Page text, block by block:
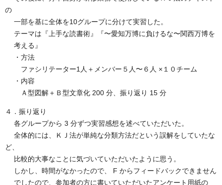
の
一部を基に全体を10グループに分けて実習した。
テーマは『上手な読書術』『〜愛知万博に負けるな〜関西万博を
考える』
・方法
ファシリテーター1人＋メンバー５人〜６人 ×１０チーム
・内容
Ａ型図解＋Ｂ型文章化 200 分、振り返り 15 分
４．振り返り
各グループから 3 分ずつ実習感想を述べていただいた。
全体的には、ＫＪ法が単純な分類方法だという誤解をしていたな
ど、
比較的大事なことに気づいていただいたように思う。
しかし、時間がなかったので、 F からフィードバックできません
でしたので、参加者の方に書いていただいたアンケート用紙の